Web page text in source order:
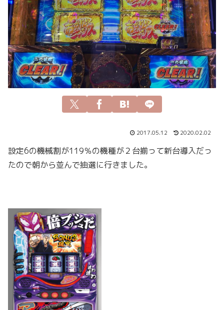
2017.05.12 2020.02.02
設定6の機械割が119％の機種が２台揃って新台導入だっ
たので朝から並んで抽選に行きました。